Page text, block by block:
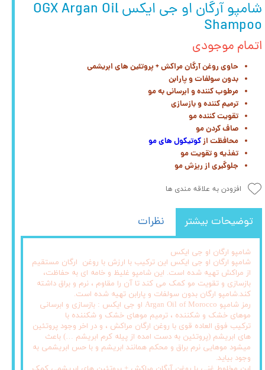
شامپو آرگان او جی ایکس OGX Argan Oil
Shampoo
اتمام موجودی
حاوی روغن آرگان مراکش + پروتئین های ابریشمی
بدون سولفات و پارابن
مرطوب کننده و ابرسانی به مو
ترمیم کننده و بازسازی
تقویت کننده مو
صاف کردن مو
محافظت ازکوتیکول های مو
تغذیه و تقویت مو
جلوگیری از ریزش مو
افزودن به علاقه مندی ها
توضیحات بیشتر نظرات
شامپو ارگان او جی ایکس
شامپو ارگان او جی ایکس این ترکیب با ارزش با روغن ارگان مستقیم
از مراکش تهیه شده است. این شامپو غلیظ و خامه ای به حفاظت،
بازسازی و تقویت مو کمک می کند تا آن را مقاوم ، نرم و براق داشته
کند.شامپو ارگان بدون سولفات و پارابن تهیه شده است.
رمز شامپو Argan Oil of Morocco او جی ایکس : بازسازی و ابرسانی
موهای خشک و شکننده ، ترمیم موهای خشک و شکننده با
ترکیب فوق العاده قوی با روغن ارگان مراکش ، و در اخر وجود پروتئین
های ابریشم (پروتئین به دست امده از پیله کرم ابریشم …) باعث
میشود موهایی نرم براق و محکم همانند ابریشم و با حس ابریشمی به
وجود بیاید.